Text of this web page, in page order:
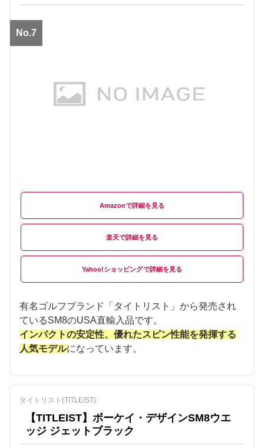
No.7
Amazon
楽天
Yahoo!ショッピング
有名ゴルフブランド「タイトリスト」から発売され
ているSM8のUSA直輸入品です。
インパクトの安定性、優れたスピン性能を発揮する
人気モデルになっています。
タイトリスト(TITLEIST)
【TITLEIST】ボーケイ・デザインSM8ウエ
ッジ ジェットブラック